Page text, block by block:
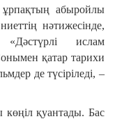
ұрпақтың абы­рой­лы
нәтижесінде,
ислам
қатар тари­хи
де түсіріледі, –
қуантады. Бас